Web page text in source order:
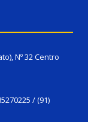
Nº 32 Centro
/ (91)